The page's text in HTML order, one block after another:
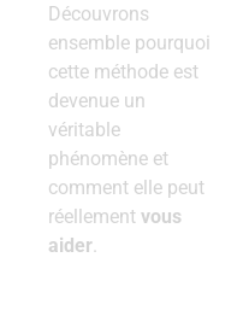
Découvrons
ensemble pourquoi
cette méthode est
devenue un
véritable
phénomène et
comment elle peut
réellement vous
aider